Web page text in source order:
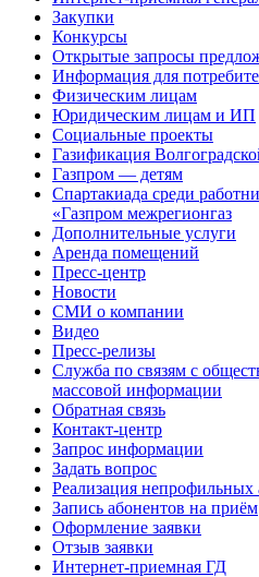
Закупки
Конкурсы
Открытые запросы
Информация для
Физическим лицам
Юридическим лицам и ИП
Социальные проекты
Газификация
Газпром — детям
Спартакиада среди
«Газпром межрегионгаз
Дополнительные услуги
Аренда помещений
Пресс-центр
Новости
СМИ о компании
Видео
Пресс-релизы
Служба по связям с
массовой информации
Обратная связь
Контакт-центр
Запрос информации
Задать вопрос
Реализация непрофильных
Запись абонентов на приём
Оформление заявки
Отзыв заявки
Интернет-приемная ГД